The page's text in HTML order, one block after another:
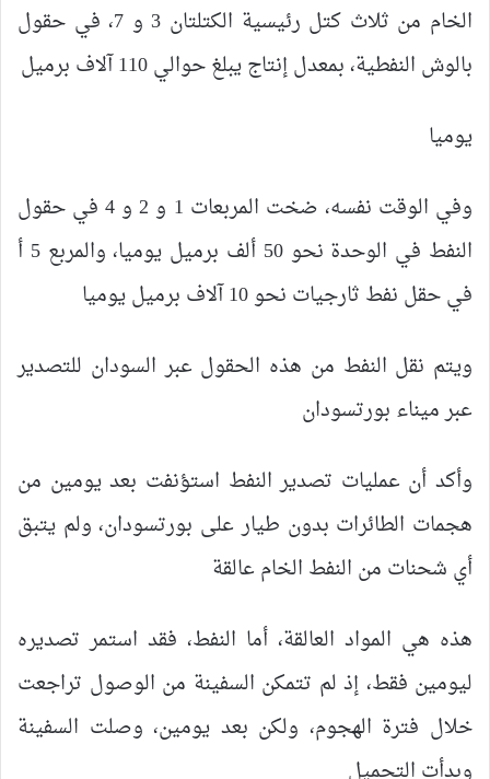
الخام من ثلاث كتل رئيسية الكتلتان 3 و 7، في حقول
بالوش النفطية، بمعدل إنتاج يبلغ حوالي 110 آلاف برميل
يوميا
وفي الوقت نفسه، ضخت المربعات 1 و 2 و 4 في حقول
النفط في الوحدة نحو 50 ألف برميل يوميا، والمربع 5 أ
في حقل نفط ثارجيات نحو 10 آلاف برميل يوميا
ويتم نقل النفط من هذه الحقول عبر السودان للتصدير
عبر ميناء بورتسودان
وأكد أن عمليات تصدير النفط استؤنفت بعد يومين من
هجمات الطائرات بدون طيار على بورتسودان، ولم يتبق
أي شحنات من النفط الخام عالقة
هذه هي المواد العالقة، أما النفط، فقد استمر تصديره
ليومين فقط، إذ لم تتمكن السفينة من الوصول تراجعت
خلال فترة الهجوم، ولكن بعد يومين، وصلت السفينة